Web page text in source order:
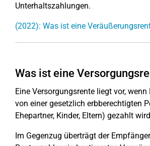
Unterhaltszahlungen.
(2022): Was ist eine
Was ist eine
Eine Versorgungsrente liegt vor, wenn
von einer gesetzlich erbberechtigten
Ehepartner, Kinder, Eltern) gezahlt
Im Gegenzug überträgt der